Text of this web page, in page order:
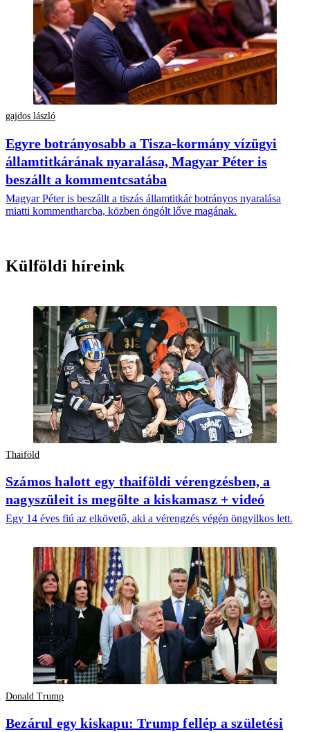
gajdos lászló
Egyre botrányosabb a Tisza-kormány vízügyi
államtitkárának nyaralása, Magyar Péter is
beszállt a kommentcsatába
Magyar Péter is beszállt a tiszás államtitkár botrányos nyaralása
miatti kommentharcba, közben öngólt lőve magának.
Külföldi híreink
Thaiföld
Számos halott egy thaiföldi vérengzésben, a
nagyszüleit is megölte a kiskamasz + videó
Egy 14 éves fiú az elkövető, aki a vérengzés végén öngyilkos lett.
Donald Trump
Bezárul egy kiskapu: Trump fellép a születési